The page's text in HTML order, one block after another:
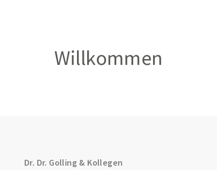
Willkommen
Dr. Dr. Golling & Kollegen